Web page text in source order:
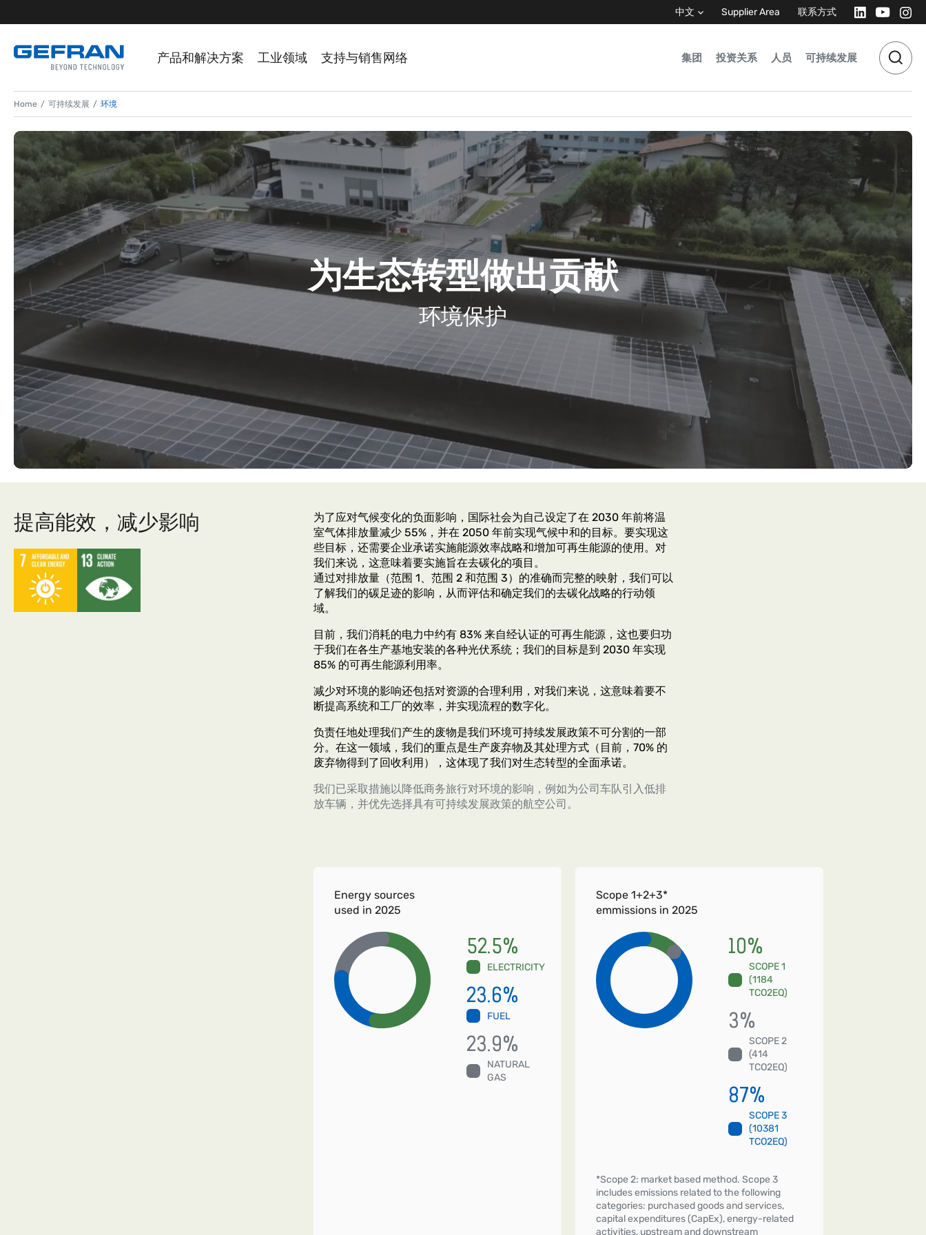
中文 Supplier Area 联系方式
产品和解决方案 工业领域 支持与销售网络 集团 投资关系 人员 可持续发展
Home 可持续发展 环境
为生态转型做出贡献
环境保护
提高能效，减少影响
为了应对气候变化的负面影响，国际社会为自己设定了在 2030 年前将温
室气体排放量减少 55%，并在 2050 年前实现气候中和的目标。要实现这
些目标，还需要企业承诺实施能源效率战略和增加可再生能源的使用。对
我们来说，这意味着要实施旨在去碳化的项目。
通过对排放量（范围 1、范围 2 和范围 3）的准确而完整的映射，我们可以
了解我们的碳足迹的影响，从而评估和确定我们的去碳化战略的行动领
域。
目前，我们消耗的电力中约有 83% 来自经认证的可再生能源，这也要归功
于我们在各生产基地安装的各种光伏系统；我们的目标是到 2030 年实现
85% 的可再生能源利用率。
减少对环境的影响还包括对资源的合理利用，对我们来说，这意味着要不
断提高系统和工厂的效率，并实现流程的数字化。
负责任地处理我们产生的废物是我们环境可持续发展政策不可分割的一部
分。在这一领域，我们的重点是生产废弃物及其处理方式（目前，70% 的
废弃物得到了回收利用），这体现了我们对生态转型的全面承诺。
我们已采取措施以降低商务旅行对环境的影响，例如为公司车队引入低排
放车辆，并优先选择具有可持续发展政策的航空公司。
Energy sources
used in 2025
52.5%
ELECTRICITY
23.6%
FUEL
23.9%
NATURAL
GAS
Scope 1+2+3*
emmissions in 2025
10%
SCOPE 1
(1184
TCO2EQ)
3%
SCOPE 2
(414
TCO2EQ)
87%
SCOPE 3
(10381
TCO2EQ)
*Scope 2: market based method. Scope 3
includes emissions related to the following
categories: purchased goods and services,
capital expenditures (CapEx), energy-related
activities, upstream and downstream